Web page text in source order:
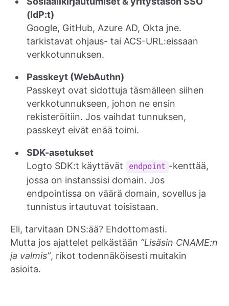
(IdP:t)
Google, GitHub, Azure AD, Okta jne.
tarkistavat ohjaus- tai ACS-URL:eissaan
verkkotunnuksen.
Passkeyt (WebAuthn)
Passkeyt ovat sidottuja täsmälleen siihen
verkkotunnukseen, johon ne ensin
rekisteröitiin. Jos vaihdat tunnuksen,
passkeyt eivät enää toimi.
SDK-asetukset
Logto SDK:t käyttävät
endpoint -kenttää,
jossa on instanssisi domain. Jos
endpointissa on väärä domain, sovellus ja
tunnistus irtautuvat toisistaan.
Eli, tarvitaan DNS:ää? Ehdottomasti.
Mutta jos ajattelet pelkästään ”Lisäsin CNAME:n
ja valmis”, rikot todennäköisesti muitakin
asioita.